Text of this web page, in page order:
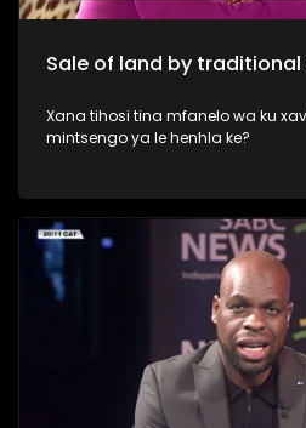
Sale of land by traditional
Xana tihosi tina mfanelo wa ku
mintsengo ya le henhla ke?